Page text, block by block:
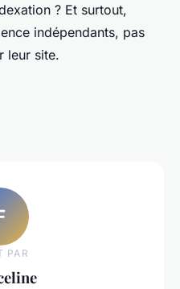
? Et surtout,
indépendants, pas
leur site.
PAR